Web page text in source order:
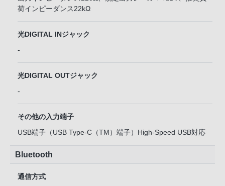
荷インピーダンス22kΩ
光DIGITAL INジャック
-
光DIGITAL OUTジャック
-
その他の入力端子
USB端子（USB Type-C（TM）端子）High-Speed USB対応
Bluetooth
通信方式